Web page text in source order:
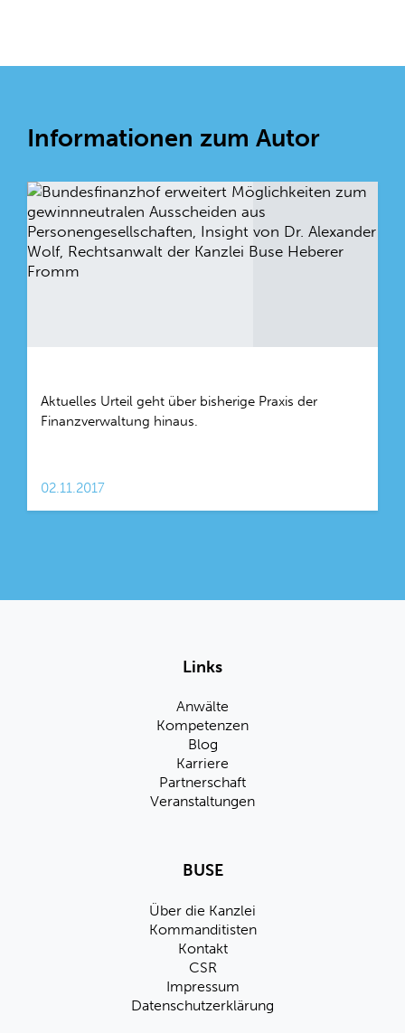
Informationen zum Autor
Aktuelles Urteil geht über bisherige Praxis der
Finanzverwaltung hinaus.
02.11.2017
Links
Anwälte
Kompetenzen
Blog
Karriere
Partnerschaft
Veranstaltungen
BUSE
Über die Kanzlei
Kommanditisten
Kontakt
CSR
Impressum
Datenschutzerklärung